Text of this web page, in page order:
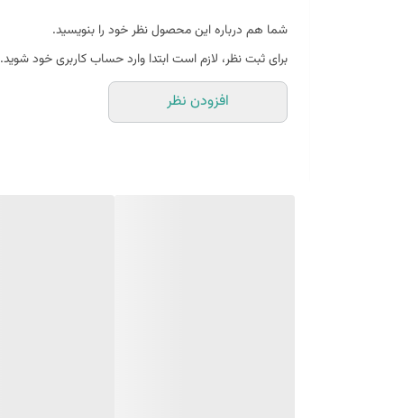
شما هم درباره این محصول نظر خود را بنویسید.
برای ثبت نظر، لازم است ابتدا وارد حساب کاربری خود شوید.
افزودن نظر